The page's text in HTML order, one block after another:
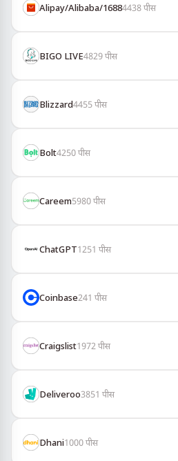
Alipay/Alibaba/16884438पीस
BIGO LIVE4829पीस
Blizzard4455पीस
Bolt4250पीस
Careem5980पीस
ChatGPT1251 पीस
Coinbase241 पीस
Craigslist1972 पीस
Deliveroo3851 पीस
Dhani1000पीस